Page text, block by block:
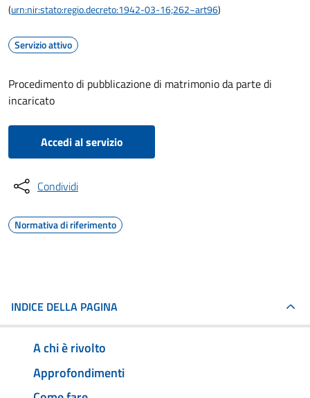
(urn:nir:stato:regio.decreto:1942-03-16;262~art96)
Servizio attivo
Procedimento di pubblicazione di matrimonio da parte di
incaricato
Accedi al servizio
Condividi
Normativa di riferimento
INDICE DELLA PAGINA
A chi è rivolto
Approfondimenti